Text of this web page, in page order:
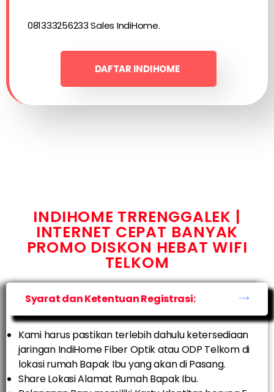
081333256233 Sales IndiHome.
DAFTAR INDIHOME
INDIHOME TRRENGGALEK |
INTERNET CEPAT BANYAK
PROMO DISKON HEBAT WIFI
TELKOM
Syarat dan Ketentuan Registrasi:
Kami harus pastikan terlebih dahulu ketersediaan
jaringan IndiHome Fiber Optik atau ODP Telkom di
lokasi rumah Bapak Ibu yang akan di Pasang.
Share Lokasi Alamat Rumah Bapak Ibu.